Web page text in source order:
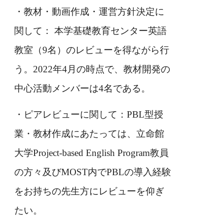
・教材・動画作成・運営方針決定に
関して： 本学基礎教育センター英語
教室（9名）のレビューを得ながら行
う。2022年4月の時点で、教材開発の
中心活動メンバーは4名である。
・ピアレビューに関して：PBL型授
業・教材作成にあたっては、立命館
大学Project-based English Program教員
の方々及びMOST内でPBLの導入経験
をお持ちの先生方にレビューを仰ぎ
たい。